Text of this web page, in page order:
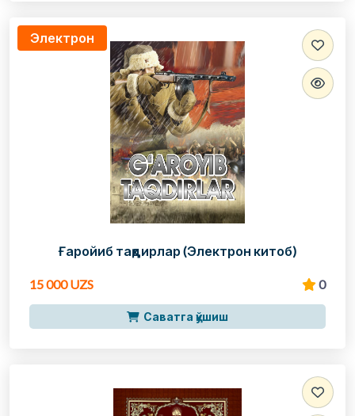
Электрон
Ғаройиб тақдирлар (Электрон китоб)
15 000 UZS 0
Саватга қўшиш